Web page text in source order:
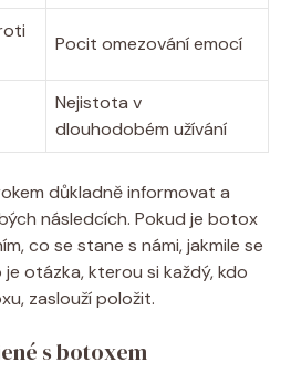
Pocit omezování emocí
Nejistota v
dlouhodobém užívání
důkladně informovat a
následcích. Pokud je botox
co se stane s námi, jakmile se
otázka, kterou si každý, kdo
zaslouží položit.
s botoxem